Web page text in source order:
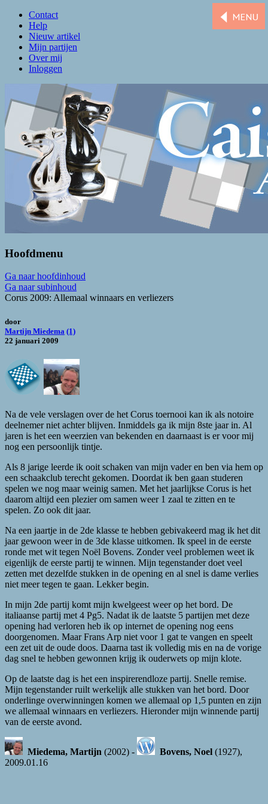
Contact
Help
Nieuw artikel
Mijn partijen
Over mij
Inloggen
Caissa Amsterdam
De levendigste schaakclub van Amsterdam
Hoofdmenu
Ga naar hoofdinhoud
Ga naar subinhoud
Corus 2009: Allemaal winnaars en verliezers
door
Martijn Miedema (1)
22 januari 2009
Na de vele verslagen over de het Corus toernooi kan ik als notoire
deelnemer niet achter blijven. Inmiddels ga ik mijn 8ste jaar in. Al
jaren is het een weerzien van bekenden en daarnaast is er voor mij
nog een persoonlijk tintje.
Als 8 jarige leerde ik ooit schaken van mijn vader en ben via hem op
een schaakclub terecht gekomen. Doordat ik ben gaan studeren
spelen we nog maar weinig samen. Met het jaarlijkse Corus is het
daarom altijd een plezier om samen weer 1 zaal te zitten en te
spelen. Zo ook dit jaar.
Na een jaartje in de 2de klasse te hebben gebivakeerd mag ik het dit
jaar gewoon weer in de 3de klasse uitkomen. Ik speel in de eerste
ronde met wit tegen Noël Bovens. Zonder veel problemen weet ik
eigenlijk de eerste partij te winnen. Mijn tegenstander doet veel
zetten met dezelfde stukken in de opening en al snel is dame verlies
niet meer tegen te gaan. Lekker begin.
In mijn 2de partij komt mijn kwelgeest weer op het bord. De
italiaanse partij met 4 Pg5. Nadat ik de laatste 5 partijen met deze
opening had verloren heb ik op internet de opening nog eens
doorgenomen. Maar Frans Arp niet voor 1 gat te vangen en speelt
een zet uit de oude doos. Daarna tast ik volledig mis en na de vorige
dag snel te hebben gewonnen krijg ik ouderwets op mijn klote.
Op de laatste dag is het een inspirerendloze partij. Snelle remise.
Mijn tegenstander ruilt werkelijk alle stukken van het bord. Door
onderlinge overwinningen komen we allemaal op 1,5 punten en zijn
we allemaal winnaars en verliezers. Hieronder mijn winnende partij
van de eerste avond.
Miedema, Martijn (2002) - Bovens, Noel (1927),
2009.01.16